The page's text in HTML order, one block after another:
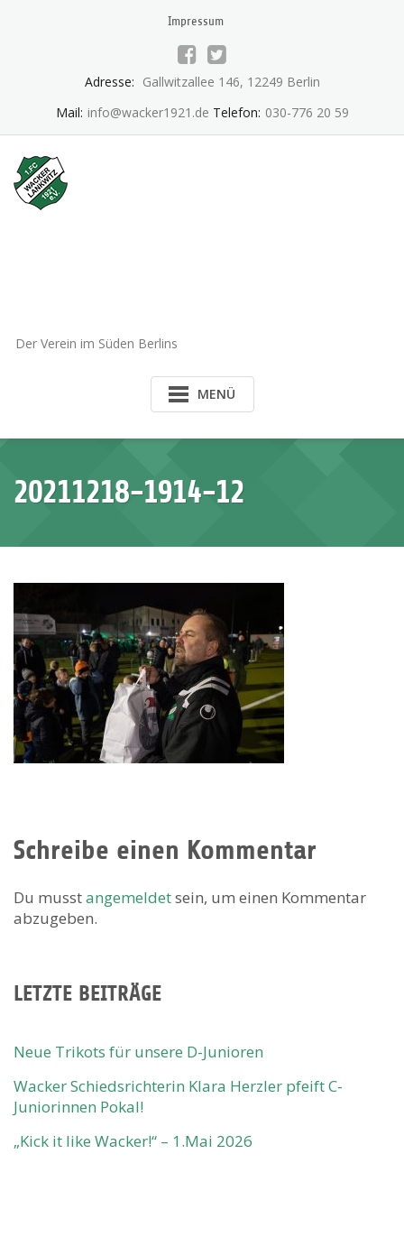
Impressum
Adresse: Gallwitzallee 146, 12249 Berlin
Mail: info@wacker1921.de Telefon: 030-776 20 59
Der Verein im Süden Berlins
MENÜ
20211218-1914-12
Schreibe einen Kommentar
Du musstangemeldetsein, um einen Kommentar
abzugeben.
LETZTE BEITRÄGE
Neue Trikots für unsere D-Junioren
Wacker Schiedsrichterin Klara Herzler pfeift C-
Juniorinnen Pokal!
„Kick it like Wacker!“ – 1.Mai 2026